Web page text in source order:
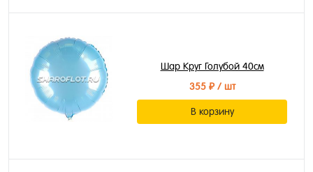
Шар Круг Голубой 40см
355 ₽/ шт
В корзину